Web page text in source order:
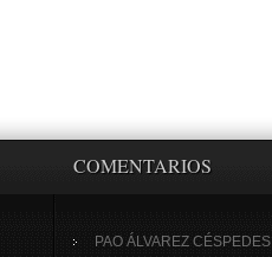
COMENTARIOS
PAO ÁLVAREZ CÉSPEDES